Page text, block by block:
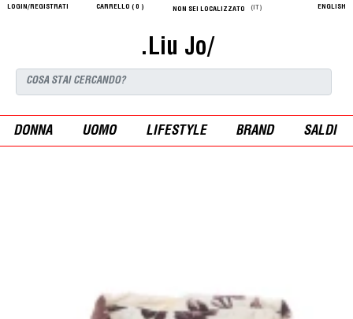
LOGIN/REGISTRATI CARRELLO ( 0 ) NON SEI LOCALIZZATO (IT) ENGLISH
.Liu Jo/
DONNA UOMO LIFESTYLE BRAND SALDI